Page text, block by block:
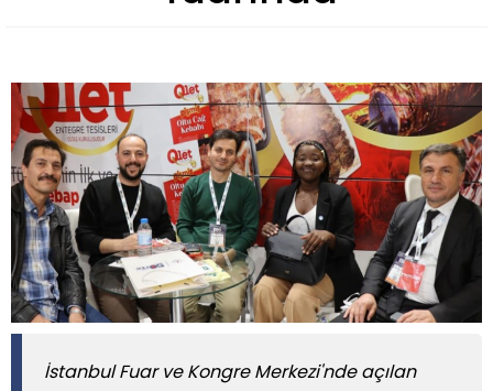
İstanbul Fuar ve Kongre Merkezi'nde açılan